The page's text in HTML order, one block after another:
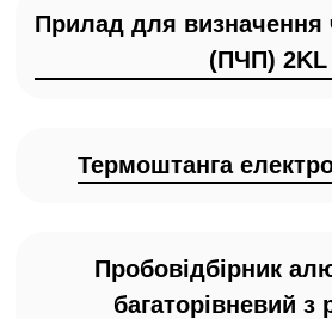
Прилад для визначення
(ПЧП) 2KL
Термоштанга
Пробовідбірник
багаторівневий з